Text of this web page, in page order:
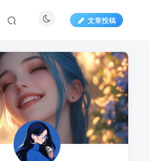
文章投稿